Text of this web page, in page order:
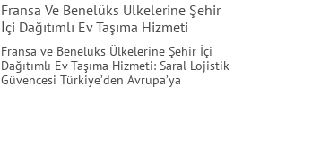
Fransa Ve Benelüks Ülkelerine Şehir
İçi Dağıtımlı Ev Taşıma Hizmeti
Fransa ve Benelüks Ülkelerine Şehir İçi
Dağıtımlı Ev Taşıma Hizmeti: Saral Lojistik
Güvencesi Türkiye’den Avrupa’ya